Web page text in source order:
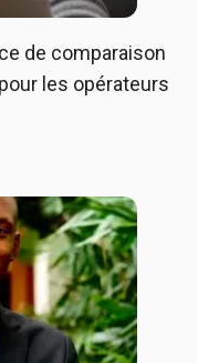
de comparaison
les opérateurs